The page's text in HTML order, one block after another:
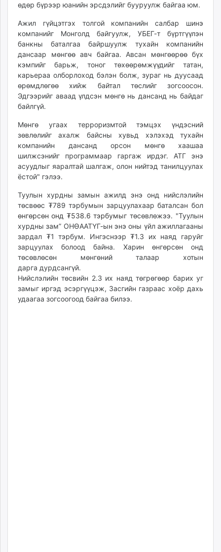
mass.mn
unegui.mn
assa.mn
toim.mn
tac.mn
paparazzi.mn
unread.today
өдөр бүрээр юанийн эрсдэлийг бууруулж байгаа юм.
Ажил гүйцэтгэх толгой компанийн салбар шинэ
компанийг Монголд байгуулж, УБЕГ-т бүртгүүлэн
банкны баталгаа байршуулж тухайн компанийн
дансаар мөнгөө авч байгаа. Авсан мөнгөөрөө бүх
кэмпийг барьж, тоног төхөөрөмжүүдийг татан,
карьераа олборлоход бэлэн болж, зураг нь дуусаад
өрөмдлөгөө хийж байтал төслийг зогсоосон.
Эдгээрийг аваад үлдсэн мөнгө нь дансанд нь байдаг
байлгүй.
Мөнгө угаах терроризмтой тэмцэх үндэсний
зөвлөлийг ахалж байсны хувьд хэлэхэд тухайн
компанийн дансанд орсон мөнгө хаашаа
шилжсэнийг программаар гаргаж ирдэг. АТГ энэ
асуудлыг яаралтай шалгаж, олон нийтэд танилцуулах
ёстой" гэлээ.
Туулын хурдны замын ажилд энэ онд нийслэлийн
төсвөөс ₮789 тэрбумын зарцуулахаар баталсан бол
өнгөрсөн онд ₮538.6 тэрбумыг төсөвлөжээ. "Туулын
хурдны зам” ОНӨААТҮГ-ын энэ оны үйл ажиллагааны
зардал ₮1 тэрбум. Ингэснээр ₮1.3 их наяд гаруйг
зарцуулах болоод байна. Харин өнгөрсөн онд
төсөвлөсөн мөнгөний талаар хотын
дарга дурдсангүй.
Нийслэлийн төсвийн 2.3 их наяд төгрөгөөр барих уг
замыг иргэд эсэргүүцэж, Засгийн газраас хоёр дахь
удаагаа зогсоогоод байгаа билээ.